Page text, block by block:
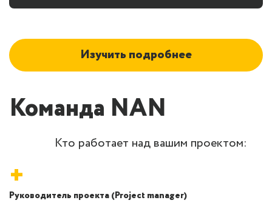
Изучить подробнее
Команда NAN
Кто работает над вашим проектом:
+
Руководитель проекта (Project manager)